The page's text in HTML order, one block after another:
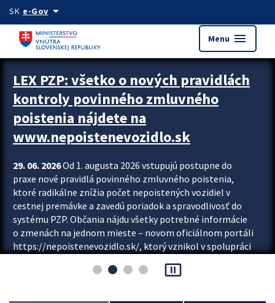
Preskocit na hlavný obsah
SK e-Govarrow_drop_down
Menu menu
Zastavit automatický posun upútavok
LEX PZP: všetko o nových pravidlách
kontroly povinného zmluvného
poistenia nájdete na
www.nepoistenevozidlo.sk
29. 06. 2026Od 1. augusta 2026 vstupujú postupne do
praxe nové pravidlá povinného zmluvného poistenia,
ktoré radikálne znížia počet nepoistených vozidiel v
cestnej premávke a zavedú poriadok a spravodlivosť do
systému PZP. Občania nájdu všetky potrebné informácie
o zmenách na jednom mieste – novom oficiálnom portáli
https://nepoistenevozidlo.sk/, ktorý vznikol v spolupráci
asociácie poisťovní (SLASPO) a Ministerstva vnútra SR.
pause_presentation